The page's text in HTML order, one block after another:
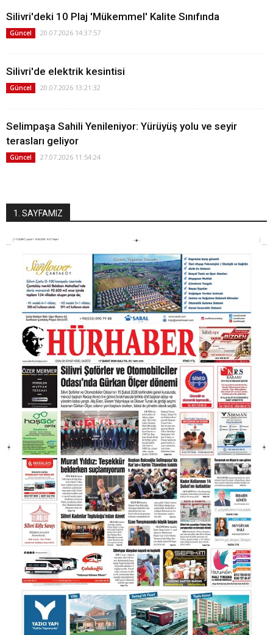
Silivri'deki 10 Plaj 'Mükemmel' Kalite Sınıfında
Güncel 20.07.2026 14:37:57
Silivri'de elektrik kesintisi
Güncel 20.07.2026 13:21:32
Selimpaşa Sahili Yenileniyor: Yürüyüş yolu ve seyir
terasları geliyor
Güncel 27.07.2026 11:54:24
1. SAYFAMIZ